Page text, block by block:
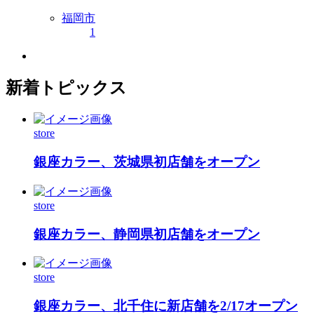
福岡市
1
新着トピックス
store
銀座カラー、茨城県初店舗をオープン
store
銀座カラー、静岡県初店舗をオープン
store
銀座カラー、北千住に新店舗を2/17オープン